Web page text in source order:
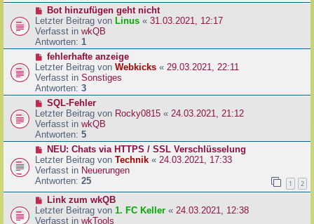
a
g
B
e
i
t
r
a
g
N
e
u
e
r
B
e
i
t
a
g
Bot hinzufügen geht nicht
Letzter Beitrag von Linus « 31.03.2021, 12:17
Verfasst in wkQB
Antworten: 1
N
e
u
e
r
B
e
i
t
a
g
fehlerhafte anzeige
Letzter Beitrag von Webkicks « 29.03.2021, 22:11
Verfasst in Sonstiges
Antworten: 3
N
e
u
e
r
B
e
i
t
a
g
SQL-Fehler
Letzter Beitrag von Rocky0815 « 24.03.2021, 21:12
Verfasst in wkQB
Antworten: 5
N
e
u
e
r
B
e
NEU: Chats via HTTPS / SSL Verschlüsselung
Letzter Beitrag von Technik « 24.03.2021, 17:33
Verfasst in Neuerungen
Antworten: 25 1 2
N
e
u
Link zum wkQB
Letzter Beitrag von 1. FC Keller « 24.03.2021, 12:38
Verfasst in wkTools